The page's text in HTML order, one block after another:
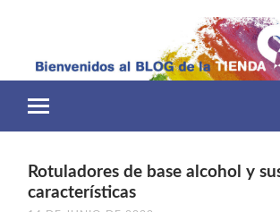
el
móvil
Rotuladores de base alcohol y
características